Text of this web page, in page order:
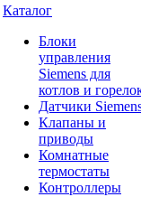
Каталог
Блоки
управления
Siemens для
котлов и
Датчики
Клапаны и
приводы
Комнатные
термостаты
Контроллеры